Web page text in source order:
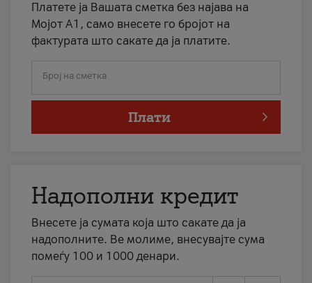
Платете ја Вашата сметка без најава на
Мојот А1, само внесете го бројот на
фактурата што сакате да ја платите.
Број на сметка
Плати
Надополни кредит
Внесете ја сумата која што сакате да ја
надополните. Ве молиме, внесувајте сума
помеѓу 100 и 1000 денари.